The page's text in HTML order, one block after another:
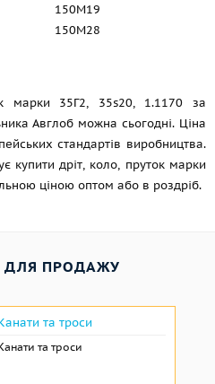
150M19
150M28
марки 35Г2, 35s20, 1.1170 за
Авглоб можна сьогодні. Ціна
стандартів виробництва.
купити дріт, коло, пруток марки
ціною оптом або в роздріб.
ДЛЯ ПРОДАЖУ
та троси
та троси